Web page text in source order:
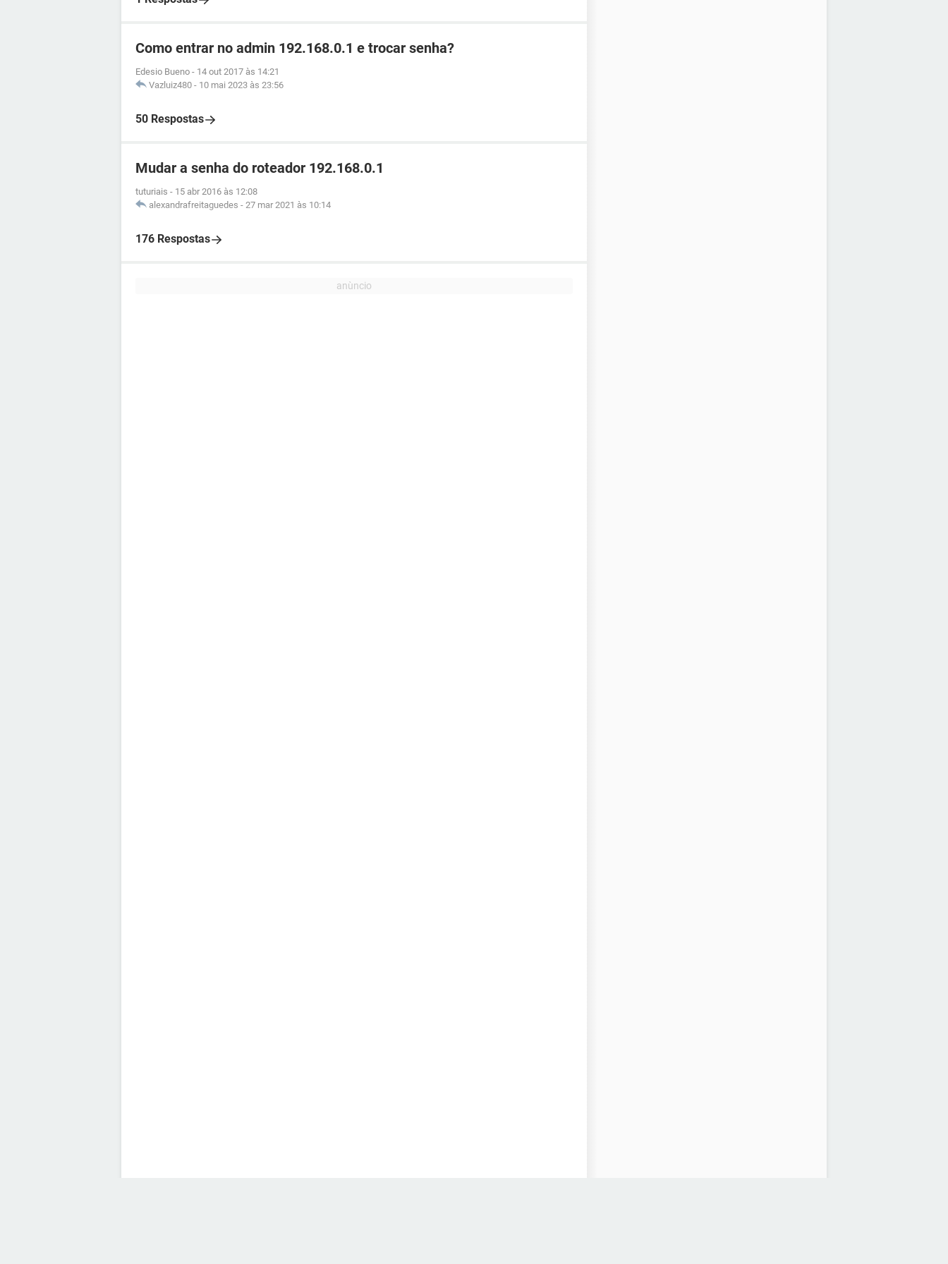
Como entrar no admin 192.168.0.1 e trocar senha?
Edesio Bueno - 14 out 2017 às 14:21
Vazluiz480 - 10 mai 2023 às 23:56
50 Respostas
Mudar a senha do roteador 192.168.0.1
tuturiais - 15 abr 2016 às 12:08
alexandrafreitaguedes - 27 mar 2021 às 10:14
176 Respostas